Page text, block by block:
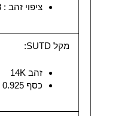
ציפוי זהב : 0.93 מ"מ
מקל SUTD:
זהב 14K
כסף 0.925